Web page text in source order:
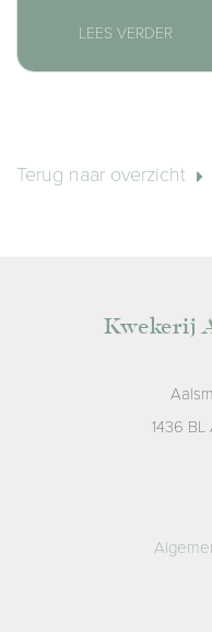
LEES VERDER
Terug naar overzicht
Kwekerij
1436